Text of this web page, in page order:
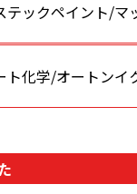
テックペイント/マ
ト化学/オートンイ